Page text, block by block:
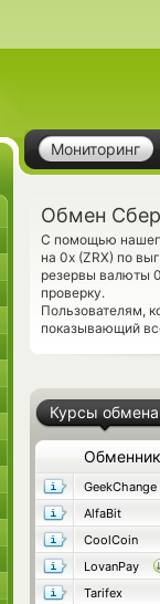
Мониторинг
Обмен
С помощью
на 0x (ZRX) по
резервы валюты
проверку.
Пользователям,
показывающий
Курсы обмена
Обменник
GeekChange
AlfaBit
CoolCoin
LovanPay
Tarifex